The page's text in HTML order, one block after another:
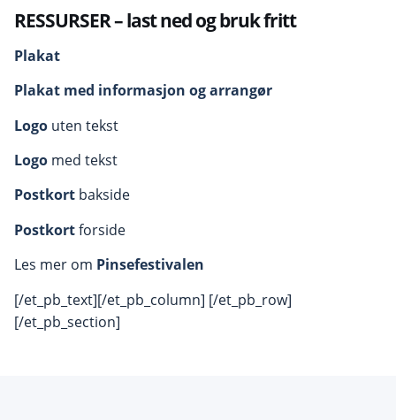
RESSURSER – last ned og bruk fritt
Plakat
Plakat med informasjon og arrangør
Logo uten tekst
Logo med tekst
Postkort bakside
Postkortforside
Les mer om Pinsefestivalen
[/et_pb_text][/et_pb_column] [/et_pb_row]
[/et_pb_section]